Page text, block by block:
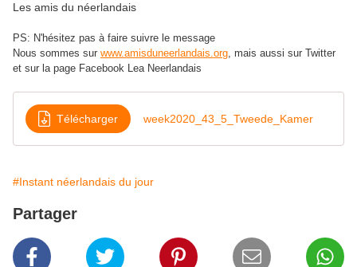
Les amis du néerlandais
PS: N'hésitez pas à faire suivre le message
Nous sommes sur www.amisduneerlandais.org, mais aussi sur Twitter
et sur la page Facebook Lea Neerlandais
Télécharger week2020_43_5_Tweede_Kamer
#Instant néerlandais du jour
Partager